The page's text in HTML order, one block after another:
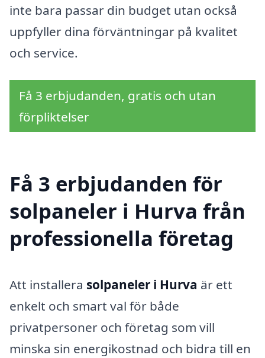
inte bara passar din budget utan också
uppfyller dina förväntningar på kvalitet
och service.
Få 3 erbjudanden, gratis och utan
förpliktelser
Få 3 erbjudanden för
solpaneler i Hurva från
professionella företag
Att installera solpaneler i Hurva är ett
enkelt och smart val för både
privatpersoner och företag som vill
minska sin energikostnad och bidra till en